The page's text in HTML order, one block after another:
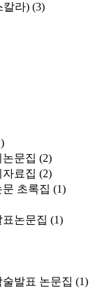
칼라) (3)
문집 (2)
료집 (2)
초록집 (1)
논문집 (1)
발표 논문집 (1)